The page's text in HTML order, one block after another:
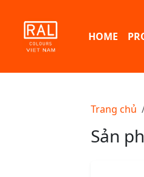
HOME
Trang chủ
Sản